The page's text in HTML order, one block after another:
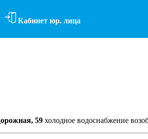
Кабинет юр. лица
59 холодное водоснабжение